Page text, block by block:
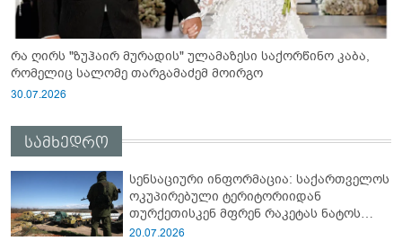
რა ღირს "ზუჰაირ მურადის" ულამაზესი საქორწინო კაბა,
რომელიც სალომე თარგამაძემ მოირგო
30.07.2026
სამხედრო
სენსაციური ინფორმაცია: საქართველოს
ოკუპირებული ტერიტორიიდან
თურქეთისკენ მფრენ რაკეტას ნატოს
სამიტი კინაღამ ჩაუშლია
20.07.2026